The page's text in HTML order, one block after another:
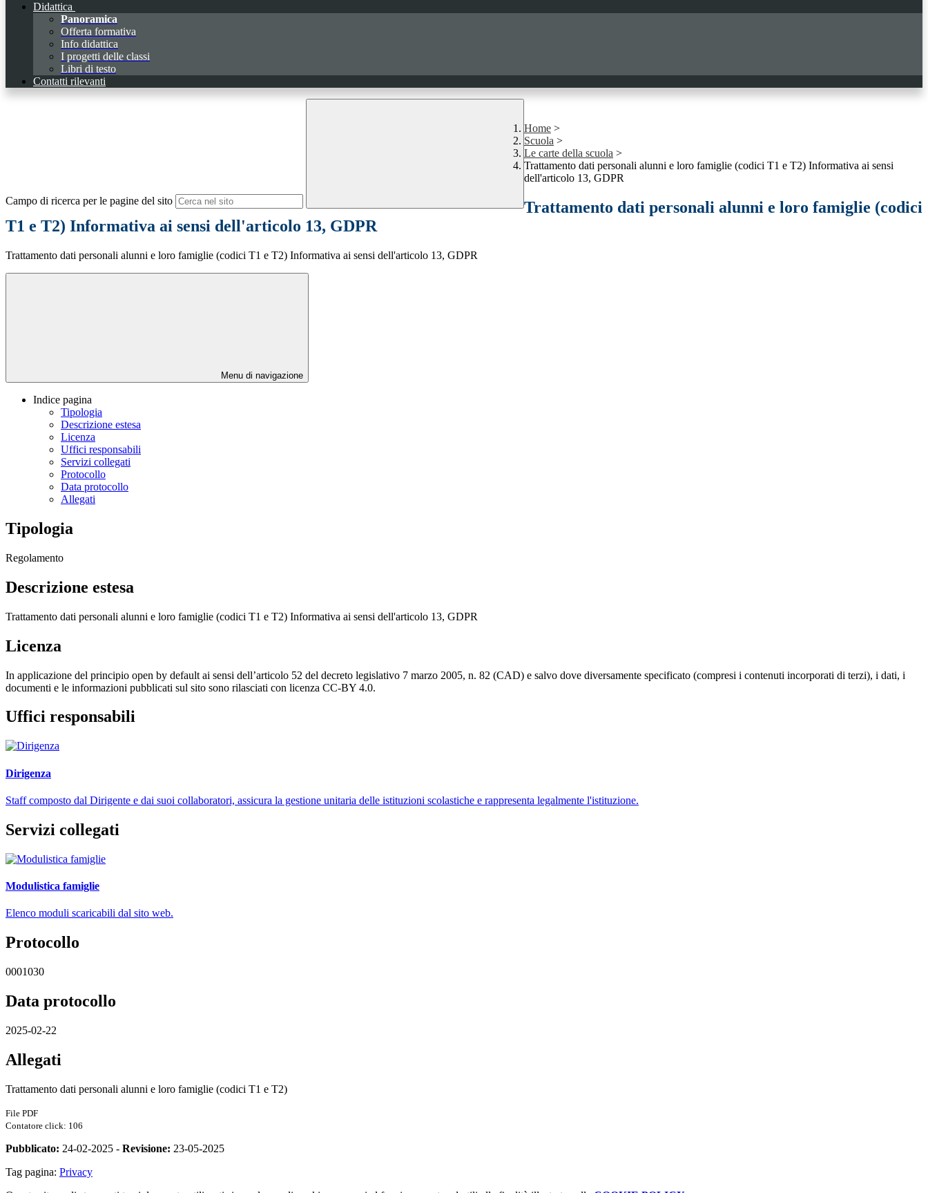
Didattica
Panoramica
Offerta formativa
Info didattica
I progetti delle classi
Libri di testo
Contatti rilevanti
Campo di ricerca per le pagine del sito
Home >
Scuola >
Le carte della scuola >
Trattamento dati personali alunni e loro famiglie (codici T1 e T2) Informativa ai sensi
dell'articolo 13, GDPR
Trattamento dati personali alunni e loro famiglie (codici
T1 e T2) Informativa ai sensi dell'articolo 13, GDPR
Trattamento dati personali alunni e loro famiglie (codici T1 e T2) Informativa ai sensi dell'articolo 13, GDPR
Menu di navigazione
Indice pagina
Tipologia
Descrizione estesa
Licenza
Uffici responsabili
Servizi collegati
Protocollo
Data protocollo
Allegati
Tipologia
Regolamento
Descrizione estesa
Trattamento dati personali alunni e loro famiglie (codici T1 e T2) Informativa ai sensi dell'articolo 13, GDPR
Licenza
In applicazione del principio open by default ai sensi dell’articolo 52 del decreto legislativo 7 marzo 2005, n. 82 (CAD) e salvo dove diversamente specificato (compresi i contenuti incorporati di terzi), i dati, i
documenti e le informazioni pubblicati sul sito sono rilasciati con licenza CC-BY 4.0.
Uffici responsabili
Dirigenza
Staff composto dal Dirigente e dai suoi collaboratori, assicura la gestione unitaria delle istituzioni scolastiche e rappresenta legalmente l'istituzione.
Servizi collegati
Modulistica famiglie
Elenco moduli scaricabili dal sito web.
Protocollo
0001030
Data protocollo
2025-02-22
Allegati
Trattamento dati personali alunni e loro famiglie (codici T1 e T2)
File PDF
Contatore click: 106
Pubblicato: 24-02-2025 - Revisione: 23-05-2025
Tag pagina: Privacy